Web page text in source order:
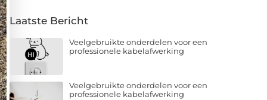
Laatste Bericht
Veelgebruikte onderdelen voor een
professionele kabelafwerking
Veelgebruikte onderdelen voor een
professionele kabelafwerking